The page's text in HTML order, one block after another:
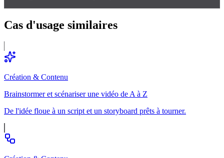
Cas d'usage similaires
Création & Contenu
Brainstormer et scénariser une vidéo de A à Z
De l'idée floue à un script et un storyboard prêts à tourner.